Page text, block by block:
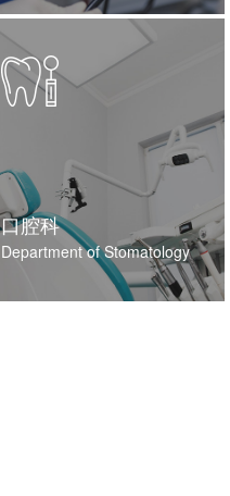
口腔科
Department of Stomatology